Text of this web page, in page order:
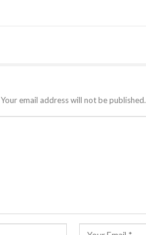
Your email address will not be published.